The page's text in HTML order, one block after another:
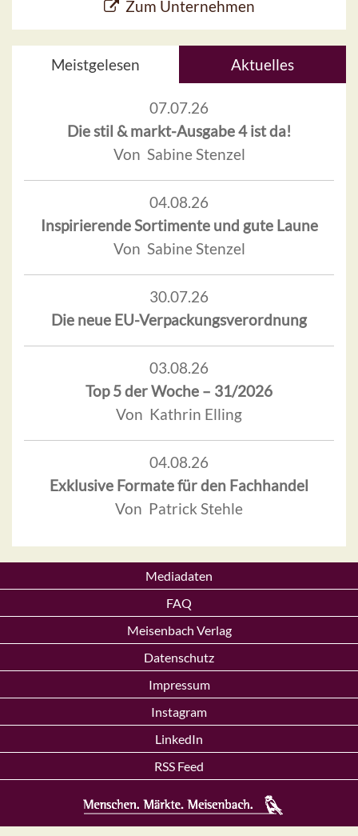
Zum Unternehmen
Meistgelesen Aktuelles
07.07.26
Die stil & markt-Ausgabe 4 ist da!
Von Sabine Stenzel
04.08.26
Inspirierende Sortimente und gute Laune
Von Sabine Stenzel
30.07.26
Die neue EU-Verpackungsverordnung
03.08.26
Top 5 der Woche – 31/2026
Von Kathrin Elling
04.08.26
Exklusive Formate für den Fachhandel
Von Patrick Stehle
Mediadaten
FAQ
Meisenbach Verlag
Datenschutz
Impressum
Instagram
LinkedIn
RSS Feed